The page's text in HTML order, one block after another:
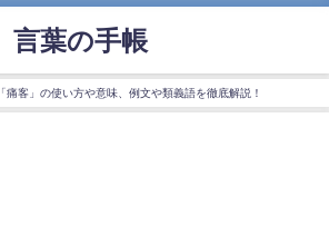
言葉の手帳
「痛客」の使い方や意味、例文や類義語を徹底解説！